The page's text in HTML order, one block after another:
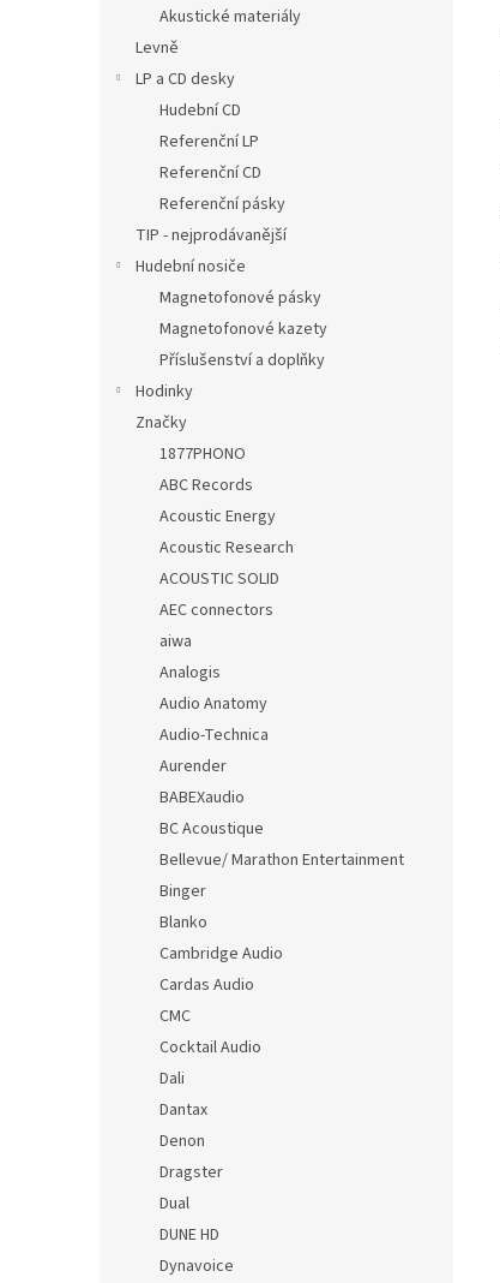
Akustické materiály
Levně
LP a CD desky
Hudební CD
Referenční LP
Referenční CD
Referenční pásky
TIP - nejprodávanější
Hudební nosiče
Magnetofonové pásky
Magnetofonové kazety
Příslušenství a doplňky
Hodinky
Značky
1877PHONO
ABC Records
Acoustic Energy
Acoustic Research
ACOUSTIC SOLID
AEC connectors
aiwa
Analogis
Audio Anatomy
Audio-Technica
Aurender
BABEXaudio
BC Acoustique
Bellevue/ Marathon Entertainment
Binger
Blanko
Cambridge Audio
Cardas Audio
CMC
Cocktail Audio
Dali
Dantax
Denon
Dragster
Dual
DUNE HD
Dynavoice